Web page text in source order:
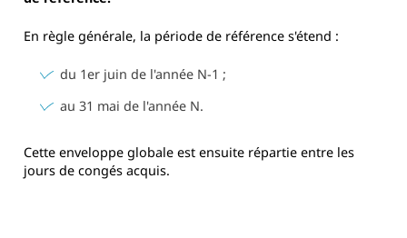
En règle générale, la période de référence s'étend :
du 1er juin de l'année N-1 ;
au 31 mai de l'année N.
Cette enveloppe globale est ensuite répartie entre les
jours de congés acquis.